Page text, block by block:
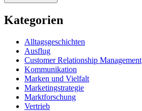
Kategorien
Alltagsgeschichten
Ausflug
Customer Relationship Management
Kommunikation
Marken und Vielfalt
Marketingstrategie
Marktforschung
Vertrieb